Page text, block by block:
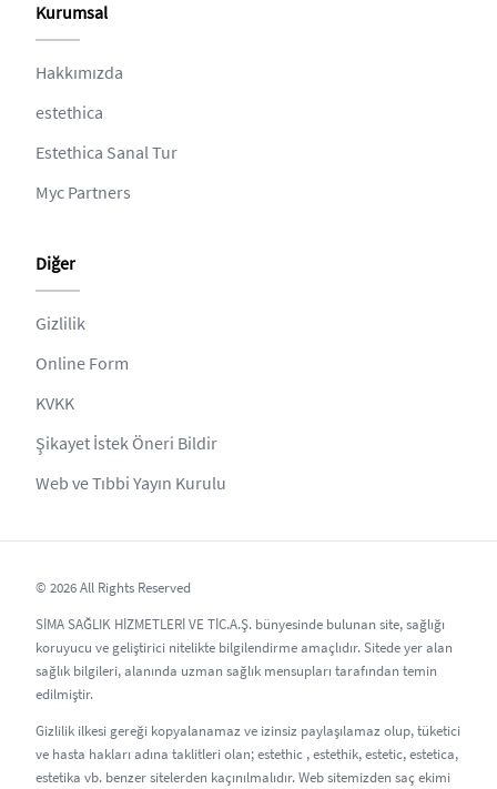
Kurumsal
Hakkımızda
estethica
Estethica Sanal Tur
Myc Partners
Diğer
Gizlilik
Online Form
KVKK
Şikayet İstek Öneri Bildir
Web ve Tıbbi Yayın Kurulu
© 2026 All Rights Reserved
SİMA SAĞLIK HİZMETLERİ VE TİC.A.Ş. bünyesinde bulunan site, sağlığı
koruyucu ve geliştirici nitelikte bilgilendirme amaçlıdır. Sitede yer alan
sağlık bilgileri, alanında uzman sağlık mensupları tarafından temin
edilmiştir.
Gizlilik ilkesi gereği kopyalanamaz ve izinsiz paylaşılamaz olup, tüketici
ve hasta hakları adına taklitleri olan; estethic , estethik, estetic, estetica,
estetika vb. benzer sitelerden kaçınılmalıdır. Web sitemizden saç ekimi